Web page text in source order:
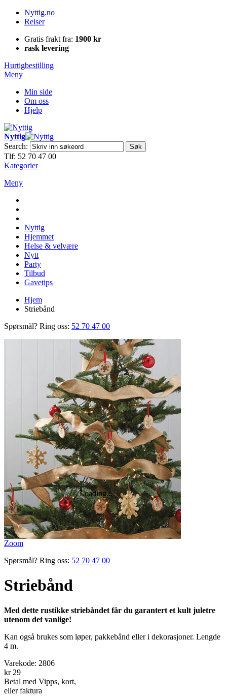
Nyttig.no
Reiser
Gratis frakt fra: 1900 kr
rask levering
Hurtigbestilling
Meny
Min side
Om oss
Hjelp
Nyttig
Search:
Søk
Tlf: 52 70 47 00
Kategorier
Meny
Nyttig
Hjemmet
Helse & velvære
Nytt
Party
Tilbud
Gavetips
Hjem
Striebånd
Spørsmål? Ring oss: 52 70 47 00
Zoom
Spørsmål? Ring oss: 52 70 47 00
Striebånd
Med dette rustikke striebåndet får du garantert et kult juletre
utenom det vanlige!
Kan også brukes som løper, pakkebånd eller i dekorasjoner. Lengde
4 m.
Varekode: 2806
kr 29
Betal med Vipps, kort,
eller faktura